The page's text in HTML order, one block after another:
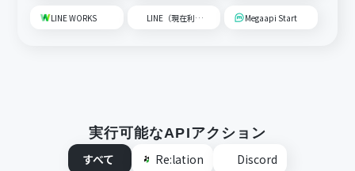
LINE WORKS LINE（現在利用不可） Megaapi Start
実行可能なAPIアクション
すべて
Re:lation Discord